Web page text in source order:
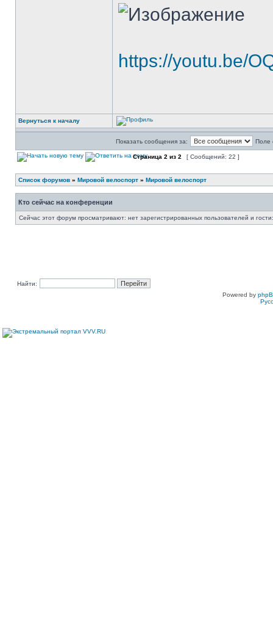
https://youtu.be/
Вернуться к началу
Показать сообщения за: Поле
Страница 2 из 2 [ Сообщений: 22 ]
Список форумов » Мировой велоспорт » Мировой велоспорт
Кто сейчас на конференции
Сейчас этот форум просматривают: нет зарегистрированных пользователей и
Найти:
Powered by